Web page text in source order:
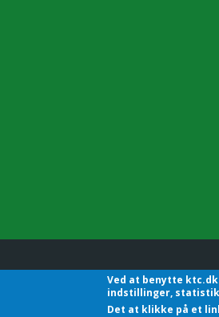
Ved at benytte
indstillinger,
Det at klikke på et